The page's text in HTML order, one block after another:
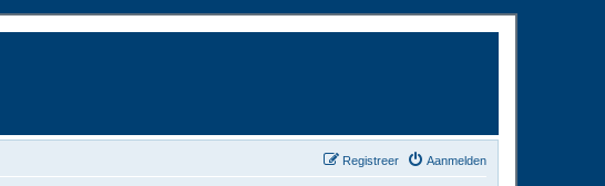
Aanmelden
Registreer